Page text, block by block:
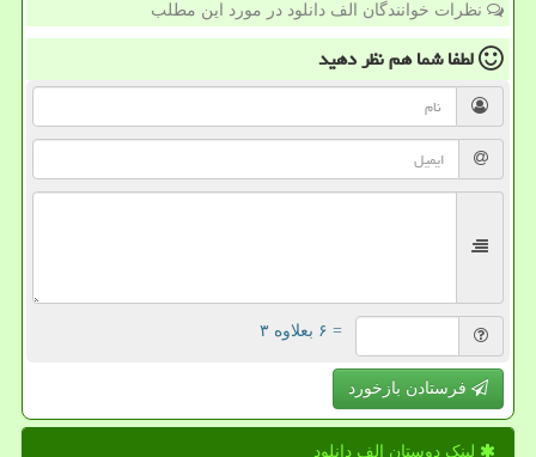
نظرات خوانندگان الف دانلود در مورد این مطلب
لطفا شما همنظر دهید
= ۶ بعلاوه ۳
فرستادن بازخورد
لینک دوستان الف دانلود